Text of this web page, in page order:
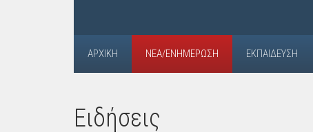
ΑΡΧΙΚΉ ΝΈΑ/ΕΝΗΜΈΡΩΣΗ ΕΚΠΑΊΔΕΥΣΗ
Ειδήσεις